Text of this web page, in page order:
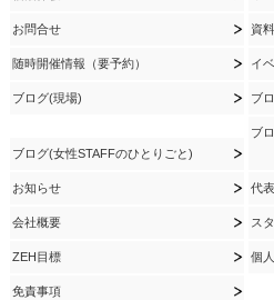
お問合せ 資
随時開催情報（要予約） イ
ブログ(現場) ブ
ブログ(女性STAFFのひとりごと)
ブ
お知らせ 代
会社概要 ス
ZEH目標 個
免責事項